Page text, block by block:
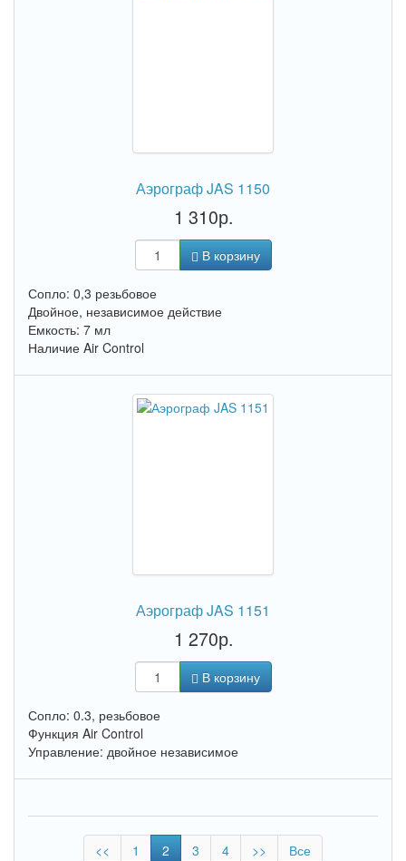
Аэрограф JAS 1150
1 310р.
В корзину
Сопло: 0,3 резьбовое
Двойное, независимое действие
Емкость: 7 мл
Наличие Air Control
Аэрограф JAS 1151
1 270р.
В корзину
Сопло: 0.3, резьбовое
Функция Air Control
Управление: двойное независимое
<< 1 2 3 4 >> Все